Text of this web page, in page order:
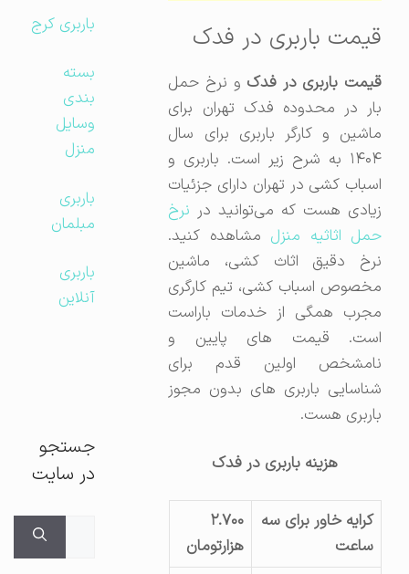
قیمت باربری در فدک
قیمت باربری در فدکو نرخ حمل
بار در محدوده فدک تهران برای
ماشین و کارگر باربری برای سال
۱۴۰۴ به شرح زیر است. باربری و
اسباب کشی در تهران دارای جزئیات
زیادی هست که می‌توانید در نرخ
حمل اثاثیه منزلمشاهده کنید.
نرخ دقیق اثاث کشی، ماشین
مخصوص اسباب کشی، تیم کارگری
مجرب همگی از خدمات باراست
است. قیمت های پایین و
نامشخص اولین قدم برای
شناسایی باربری های بدون مجوز
باربری هست.
هزینه باربری در فدک
کرایه خاور برای سه
ساعت
۲.۷۰۰
هزارتومان
باربری کرج
بسته
بندی
وسایل
منزل
باربری
مبلمان
باربری
آنلاین
جستجو
در سایت